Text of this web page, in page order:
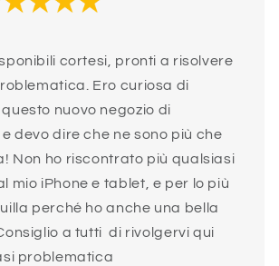
cortesi, pronti a risolvere
Ero curiosa di
nuovo negozio di
devo dire che ne sono più che
Non ho riscontrato più qualsiasi
mio iPhone e tablet, e per lo più
perché ho anche una bella
a tutti di rivolgervi qui
problematica